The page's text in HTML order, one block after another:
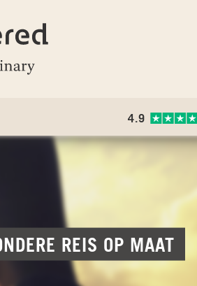
4.9
REIS OP MAAT